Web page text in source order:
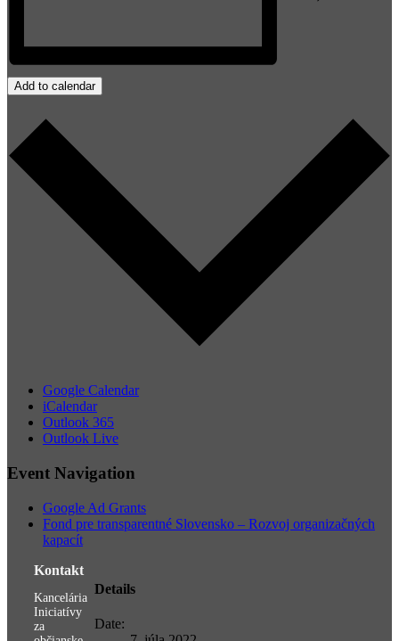
Add to calendar
Google Calendar
iCalendar
Outlook 365
Outlook Live
Event Navigation
Google Ad Grants
Fond pre transparentné Slovensko – Rozvoj organizačných
kapacít
Details
Date:
Kontakt
Kancelária
Iniciatívy
za